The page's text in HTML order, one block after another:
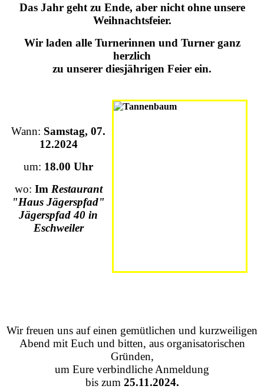
Das Jahr geht zu Ende, aber nicht ohne unsere
Weihnachtsfeier.
Wir laden alle Turnerinnen und Turner ganz
herzlich
zu unserer diesjährigen Feier ein.
Wann: Samstag, 07.
12.2024
um: 18.00 Uhr
wo: Im Restaurant
"Haus Jägerspfad"
Jägerspfad 40 in
Eschweiler
Wir freuen uns auf einen gemütlichen und kurzweiligen
Abend mit Euch und bitten, aus organisatorischen
Gründen,
um Eure verbindliche Anmeldung
bis zum 25.11.2024.